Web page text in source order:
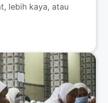
lebih kaya, atau